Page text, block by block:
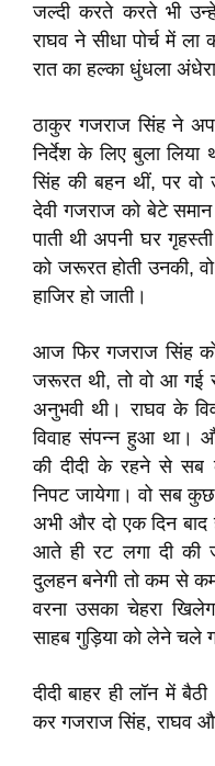
जल्दी करते करते भी
राघव ने सीधा पोर्च में
रात का हल्का धुंधला
ठाकुर गजराज सिंह ने
निर्देश के लिए बुला
सिंह की बहन थीं, पर वो
देवी गजराज को बेटे समान
पाती थी अपनी घर
को जरूरत होती उनकी,
हाजिर हो जाती।
आज फिर गजराज सिंह
जरूरत थी, तो वो आ गई
अनुभवी थी। राघव के
विवाह संपन्न हुआ था।
की दीदी के रहने से सब
निपट जायेगा। वो सब
अभी और दो एक दिन बाद
आते ही रट लगा दी
दुलहन बनेगी तो कम से
वरना उसका चेहरा
साहब गुड़िया को लेने चले
दीदी बाहर ही लॉन में
कर गजराज सिंह, राघव और